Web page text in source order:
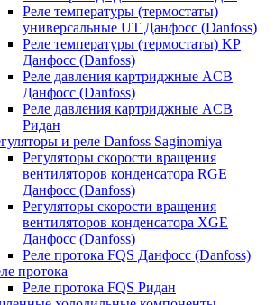
Реле температуры (термостаты)
универсальные UT Данфосс (Danfoss)
Реле температуры (термостаты) KP
Данфосс (Danfoss)
Реле давления картриджные ACB
Данфосс (Danfoss)
Реле давления картриджные ACB
Ридан
и реле Danfoss Saginomiya
Регуляторы скорости вращения
вентиляторов конденсатора RGE
Данфосс (Danfoss)
Регуляторы скорости вращения
вентиляторов конденсатора XGE
Данфосс (Danfoss)
Реле протока FQS Данфосс (Danfoss)
протока
Реле протока FQS Ридан